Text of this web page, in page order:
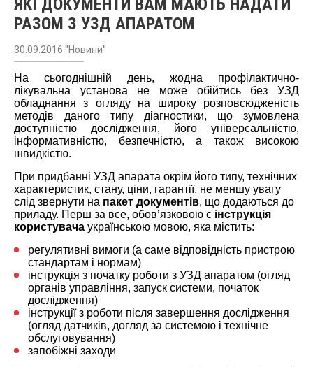
ЯКІ ДОКУМЕНТИ ВАМ МАЮТЬ НАДАТИ
РАЗОМ З УЗД АПАРАТОМ
30.09.2016 "Новини"
На сьогоднішній день, жодна профілактично-
лікувальна установа не може обійтись без УЗД
обладнання з огляду на широку розповсюдженість
методів даного типу діагностики, що зумовлена
доступністю дослідження, його універсальністю,
інформативністю, безпечністю, а також високою
швидкістю.
При придбанні УЗД апарата окрім його типу, технічних
характеристик, стану, ціни, гарантії, не меншу увагу
слід звернути на пакет документів, що додаються до
приладу. Перш за все, обов’язковою є інструкція
користувача українською мовою, яка містить:
регулятивні вимоги (а саме відповідність пристрою
стандартам і нормам)
інструкція з початку роботи з УЗД апаратом (огляд
органів управління, запуск системи, початок
дослідження)
інструкції з роботи після завершення дослідження
(огляд датчиків, догляд за системою і технічне
обслуговування)
запобіжні заходи